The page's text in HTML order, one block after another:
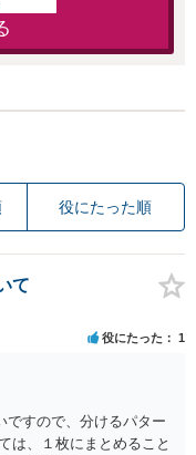
役にたった順
て
役にたった 1
ですので、分けるパター
は、１枚にまとめること